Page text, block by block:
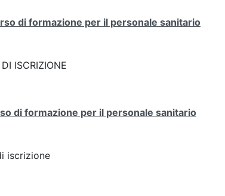
di formazione per il personale sanitario
ISCRIZIONE
di formazione per il personale sanitario
iscrizione